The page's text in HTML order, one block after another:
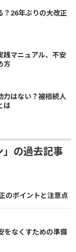
？26年ぶりの大改正
践マニュアル、不安
方
力はない？被相続人
は
」の過去記事
のポイントと注意点
をなくすための準備